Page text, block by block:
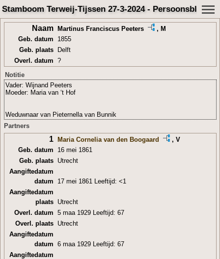
Stamboom Terweij-Tijssen 27-3-2024 - Persoonsblad
Naam Martinus Franciscus Peeters
, M
Geb. datum
1855
Geb. plaats
Delft
Overl. datum ?
Notitie
Vader: Wijnand Peeters
Moeder: Maria van ‘t Hof
Weduwnaar van Pieternella van Bunnik
Partners
1 Maria Cornelia van den Boogaard
, V
Geb. datum
16 mei 1861
Geb. plaats
Utrecht
Aangiftedatum
datum
17 mei 1861 Leeftijd: <1
Aangiftedatum
plaats
Utrecht
Overl. datum 5 maa 1929 Leeftijd: 67
Overl. plaats
Utrecht
Aangiftedatum
datum 6 maa 1929 Leeftijd: 67
Aangiftedatum